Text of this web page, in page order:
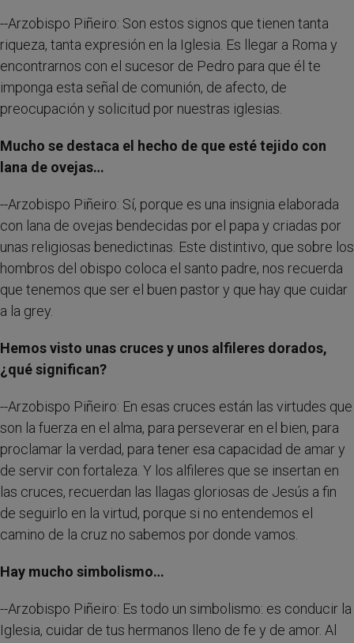
--Arzobispo Piñeiro: Son estos signos que tienen tanta
riqueza, tanta expresión en la Iglesia. Es llegar a Roma y
encontrarnos con el sucesor de Pedro para que él te
imponga esta señal de comunión, de afecto, de
preocupación y solicitud por nuestras iglesias.
Mucho se destaca el hecho de que esté tejido con
lana de ovejas…
--Arzobispo Piñeiro: Sí, porque es una insignia elaborada
con lana de ovejas bendecidas por el papa y criadas por
unas religiosas benedictinas. Este distintivo, que sobre los
hombros del obispo coloca el santo padre, nos recuerda
que tenemos que ser el buen pastor y que hay que cuidar
a la grey.
Hemos visto unas cruces y unos alfileres dorados,
¿qué significan?
--Arzobispo Piñeiro: En esas cruces están las virtudes que
son la fuerza en el alma, para perseverar en el bien, para
proclamar la verdad, para tener esa capacidad de amar y
de servir con fortaleza. Y los alfileres que se insertan en
las cruces, recuerdan las llagas gloriosas de Jesús a fin
de seguirlo en la virtud, porque si no entendemos el
camino de la cruz no sabemos por donde vamos.
Hay mucho simbolismo…
--Arzobispo Piñeiro: Es todo un simbolismo: es conducir la
Iglesia, cuidar de tus hermanos lleno de fe y de amor. Al